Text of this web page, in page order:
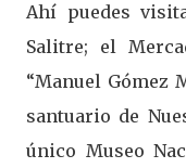
Ahí puedes
Salitre; el
“Manuel Gómez
santuario de
único Museo